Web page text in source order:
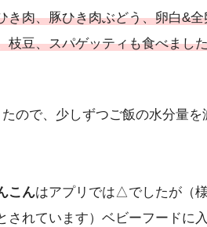
き肉、豚ひき肉ぶどう、卵白&
枝豆、スパゲッティも食べまし
ので、少しずつご飯の水分量
こんはアプリでは△でしたが（
されています）ベビーフードに